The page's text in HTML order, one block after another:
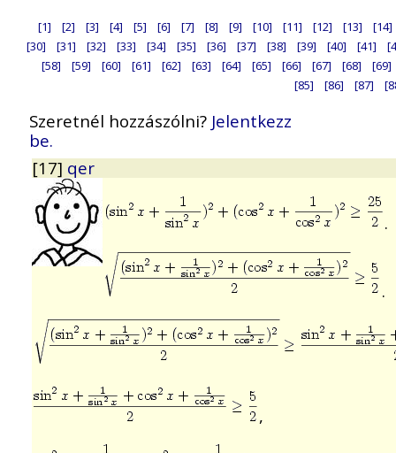
[1] [2] [3] [4] [5] [6] [7] [8] [9] [10] [11] [12] [13]
[14]
[30]
[31] [32] [33] [34] [35] [36] [37] [38] [39] [40] [41]
[58]
[59] [60] [61] [62] [63] [64] [65] [66] [67] [68]
[69]
[85]
[86] [87]
Szeretnél hozzászólni? Jelentkezz
be.
[17] qer
.
.
,